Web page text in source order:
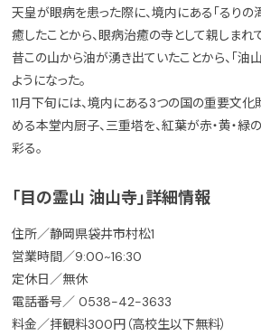
天皇が眼病を患った際に、境内にある「るりの
癒したことから、眼病治癒の寺として親しまれ
昔この山から油が湧き出ていたことから、「油
ようになった。
11月下旬には、境内にある3つの国の重要文化
める本堂内厨子、三重塔を、紅葉が赤・黄・緑
彩る。
「目の霊山 油山寺」詳細情報
住所／静岡県袋井市村松1
営業時間／9:00~16:30
定休日／無休
電話番号／ 0538-42-3633
料金／拝観料300円（高校生以下無料）